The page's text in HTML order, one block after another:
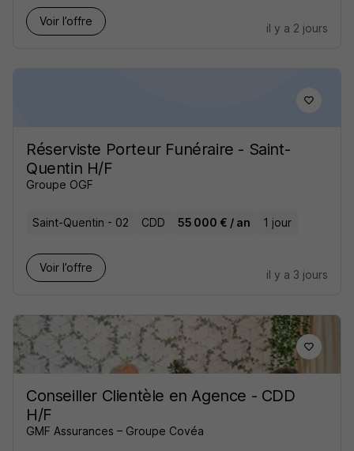
Voir l’offre
il y a 2 jours
Réserviste Porteur Funéraire - Saint-
Quentin H/F
Groupe OGF
Saint-Quentin - 02 CDD 55 000 € / an 1 jour
Voir l’offre
il y a 3 jours
Conseiller Clientèle en Agence - CDD
H/F
GMF Assurances – Groupe Covéa